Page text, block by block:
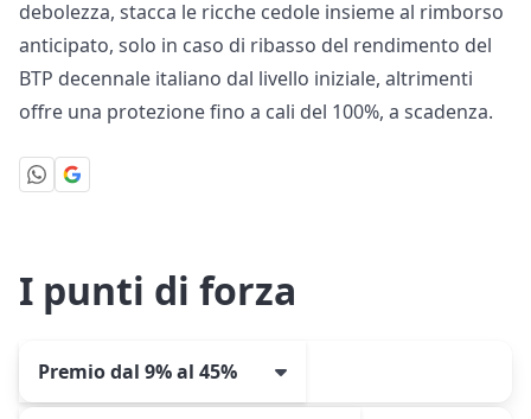
debolezza, stacca le ricche cedole insieme al rimborso
anticipato, solo in caso di ribasso del rendimento del
BTP decennale italiano dal livello iniziale, altrimenti
offre una protezione fino a cali del 100%, a scadenza.
I punti di forza
Premio dal 9% al 45%